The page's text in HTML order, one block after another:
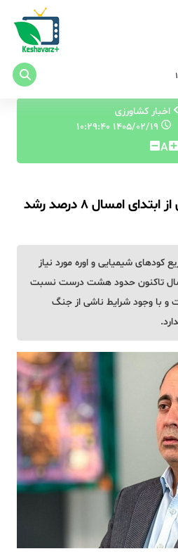
اخبار کشاورزی
۱۴۰۵/۰۲/۱۹ ۱۰:۲۹:۴۰
A
توزیع کودهای کشاورزی از ابتدای امسال ۸ درصد رشد
کودهای شیمیایی و اوره مورد نیاز
تاکنون حدود هشت درست نسبت
و با وجود شرایط ناشی از جنگ